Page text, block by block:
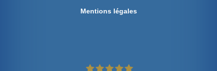
Mentions légales